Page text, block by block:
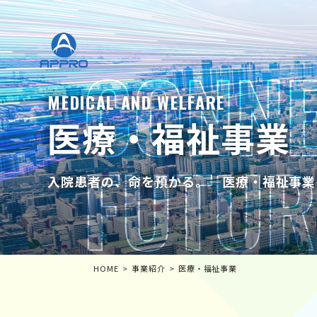
MEDICAL AND WELFARE
医療・福祉事業
入院患者の、命を預かる。―医療・福祉事
HOME 事業紹介 医療・福祉事業